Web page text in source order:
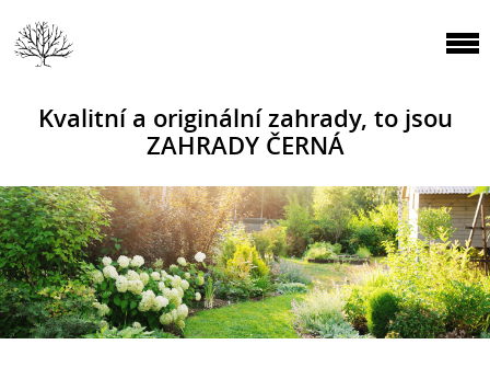
Kvalitní a originální zahrady, to jsou
ZAHRADY ČERNÁ